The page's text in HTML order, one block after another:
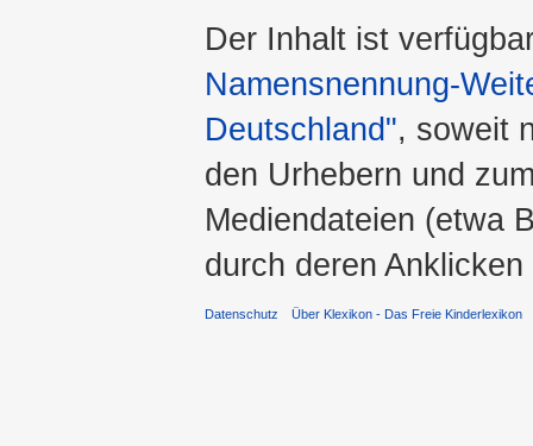
Der Inhalt ist
Namensnennung-
Deutschland", soweit
den Urhebern und
Mediendateien (etwa
durch deren
Datenschutz Über Klexikon - Das Freie Kinderlexikon